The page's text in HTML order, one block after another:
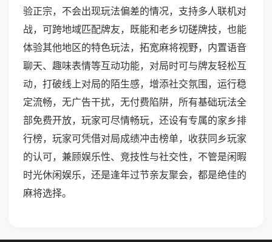
验正宗，不会出现玩法偏差的情况，支持多人联机对
战，可跨地域匹配牌友，既能和老乡切磋牌技，也能
体验其他地区的特色玩法，拓宽麻将视野，内置语音
聊天、趣味表情等互动功能，对局时可与牌友轻松互
动，打破线上对局的陌生感，增添社交氛围，运行稳
定流畅，无广告干扰，无付费陷阱，所有基础玩法全
部免费开放，玩家可尽情畅玩，还设有专属的家乡排
行榜，玩家可凭借对局成绩冲击榜单，收获同乡玩家
的认可，兼顾娱乐性、竞技性与社交性，不管是闲暇
时光休闲娱乐，还是逢年过节亲友聚会，都是绝佳的
麻将选择。